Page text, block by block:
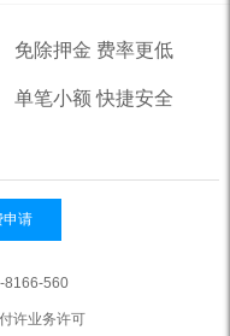
免除押金 费率更低
单笔小额 快捷安全
申请
8166-560
许业务许可